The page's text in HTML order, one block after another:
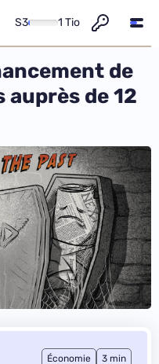
S3 1 Tio
de
auprès de 12
Économie 3 min